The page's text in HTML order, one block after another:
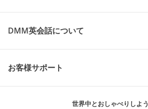
DMM英会話について
お客様サポート
世界中とおしゃべりしよう